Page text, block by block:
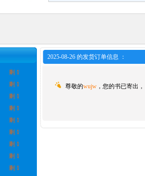
剩 1
剩 1
剩 1
剩 1
剩 1
剩 1
剩 1
剩 1
剩 1
2025-08-26 的发货订单信息 ：
尊敬的wujw ，您的书已寄出，